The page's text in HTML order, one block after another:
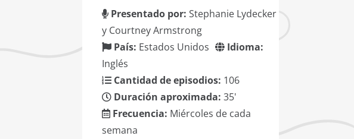
Presentado por: Stephanie Lydecker
y Courtney Armstrong
País: Estados Unidos
Idioma:
Inglés
Cantidad de episodios: 106
Duración aproximada: 35'
Frecuencia: Miércoles de cada
semana